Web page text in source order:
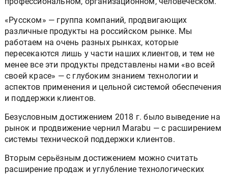
«Русском» — группа компаний, продвигающих
различные продукты на российском рынке. Мы
работаем на очень разных рынках, которые
пересекаются лишь у части наших клиентов, и тем не
менее все эти продукты представлены нами «во всей
своей красе» — с глубоким знанием технологии и
аспектов применения и цельной системой обеспечения
и поддержки клиентов.
Безусловным достижением 2018 г. было выведение на
рынок и продвижение чернил Marabu — с расширением
системы технической поддержки клиентов.
Вторым серьёзным достижением можно считать
расширение продаж и углубление технологических